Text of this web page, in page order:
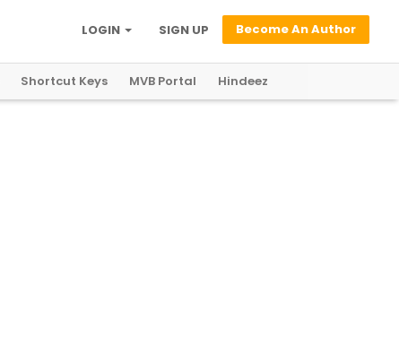
Become An Author
SIGN UP
LOGIN
Shortcut Keys MVB Portal Hindeez